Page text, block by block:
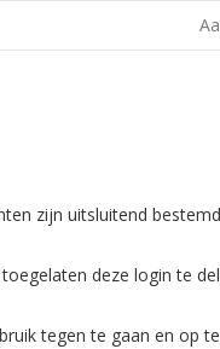
zijn uitsluitend
deze login te
tegen te gaan en op